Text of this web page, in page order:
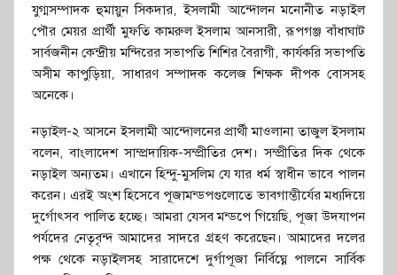
যুগ্মসম্পাদক হুমায়ুন সিকদার, ইসলামী আন্দোলন মনোনীত নড়াইল
পৌর মেয়র প্রার্থী মুফতি কামরুল ইসলাম আনসারী, রূপগঞ্জ বাঁধাঘাট
সার্বজনীন কেন্দ্রীয় মন্দিরের সভাপতি শিশির বৈরাগী, কার্যকরি সভাপতি
অসীম কাপুড়িয়া, সাধারণ সম্পাদক কলেজ শিক্ষক দীপক বোসসহ
অনেকে।
নড়াইল-২ আসনে ইসলামী আন্দোলনের প্রার্থী মাওলানা তাজুল ইসলাম
বলেন, বাংলাদেশ সাম্প্রদায়িক-সম্প্রীতির দেশ। সম্প্রীতির দিক থেকে
নড়াইল অন্যতম। এখানে হিন্দু-মুসলিম যে যার ধর্ম স্বাধীন ভাবে পালন
করেন। এরই অংশ হিসেবে পূজামন্ডপগুলোতে ভাবগাম্ভীর্যের মধ্যদিয়ে
দুর্গোৎসব পালিত হচ্ছে। আমরা যেসব মন্ডপে গিয়েছি, পূজা উদযাপন
পর্যদের নেতৃবৃন্দ আমাদের সাদরে গ্রহণ করেছেন। আমাদের দলের
পক্ষ থেকে নড়াইলসহ সারাদেশে দুর্গাপূজা নির্বিঘ্নে পালনে সার্বিক